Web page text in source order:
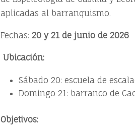
aplicadas al barranquismo.
Fechas: 20 y 21 de junio de 2026
Ubicación:
Sábado 20: escuela de
Domingo 21: barranco de
Objetivos: